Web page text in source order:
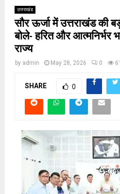
उत्तराखंड
सौर ऊर्जा में उत्तराखंड की
बोले- हरित और आत्मनिर्भर
राज्य
by admin May 28, 2026 0 61
SHARE 0